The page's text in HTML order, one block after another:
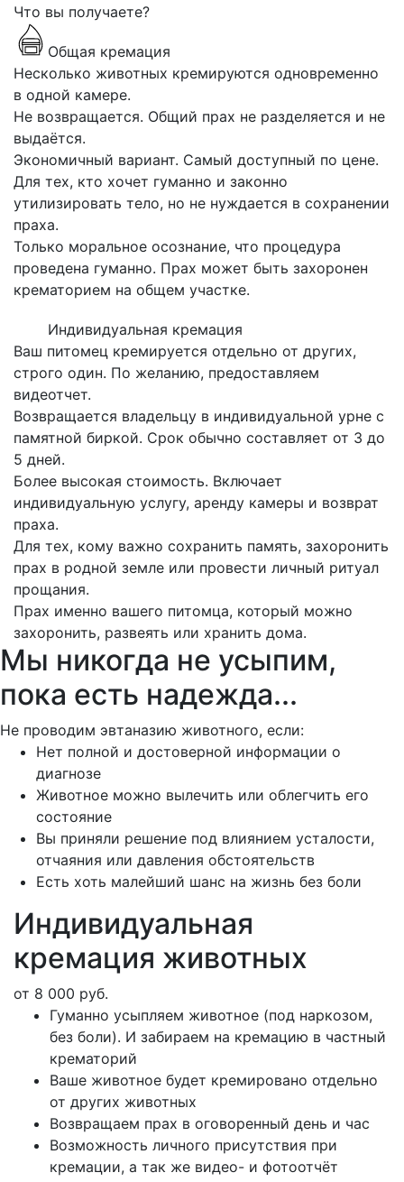
Что вы получаете?
Общая кремация
Несколько животных кремируются одновременно
в одной камере.
Не возвращается. Общий прах не разделяется и не
выдаётся.
Экономичный вариант. Самый доступный по цене.
Для тех, кто хочет гуманно и законно
утилизировать тело, но не нуждается в сохранении
праха.
Только моральное осознание, что процедура
проведена гуманно. Прах может быть захоронен
крематорием на общем участке.
Индивидуальная кремация
Ваш питомец кремируется отдельно от других,
строго один. По желанию, предоставляем
видеотчет.
Возвращается владельцу в индивидуальной урне с
памятной биркой. Срок обычно составляет от 3 до
5 дней.
Более высокая стоимость. Включает
индивидуальную услугу, аренду камеры и возврат
праха.
Для тех, кому важно сохранить память, захоронить
прах в родной земле или провести личный ритуал
прощания.
Прах именно вашего питомца, который можно
захоронить, развеять или хранить дома.
Мы никогда не усыпим,
пока есть надежда...
Не проводим эвтаназию животного, если:
Нет полной и достоверной информации о
диагнозе
Животное можно вылечить или облегчить его
состояние
Вы приняли решение под влиянием усталости,
отчаяния или давления обстоятельств
Есть хоть малейший шанс на жизнь без боли
Индивидуальная
кремация животных
от 8 000 руб.
Гуманно усыпляем животное (под наркозом,
без боли). И забираем на кремацию в частный
крематорий
Ваше животное будет кремировано отдельно
от других животных
Возвращаем прах в оговоренный день и час
Возможность личного присутствия при
кремации, а так же видео- и фотоотчёт